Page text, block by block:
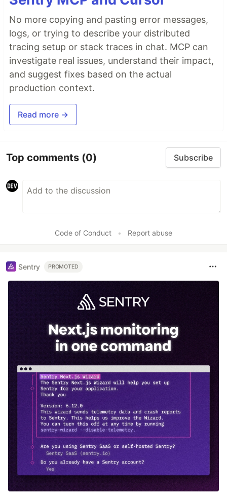
No more copying and pasting error messages,
logs, or trying to describe your distributed
tracing setup or stack traces in chat. MCP can
investigate real issues, understand their impact,
and suggest fixes based on the actual
production context.
Read more →
Top comments (0) Subscribe
Code of Conduct • Report abuse
Sentry PROMOTED